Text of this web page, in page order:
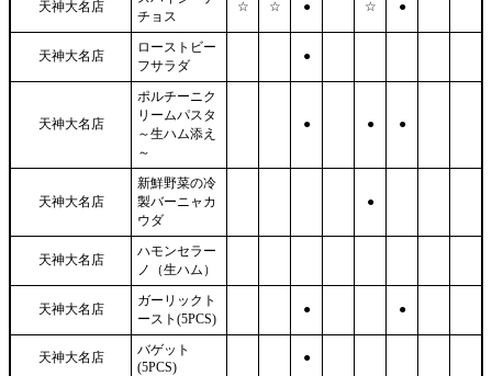
天神大名店
チョス
☆ ☆ ● ☆ ●
天神大名店
ローストビー
フサラダ
●
天神大名店
ポルチーニク
リームパスタ
～生ハム添え
～
● ● ●
天神大名店
新鮮野菜の冷
製バーニャカ
ウダ
●
天神大名店
ハモンセラー
ノ（生ハム）
天神大名店
ガーリックト
ースト(5PCS)
● ●
天神大名店
バゲット
(5PCS)
●